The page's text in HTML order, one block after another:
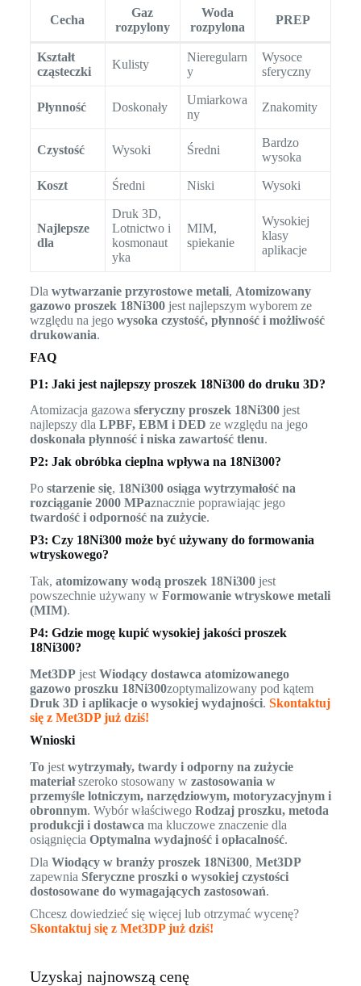
Cecha
Gaz
rozpylony
Woda
rozpylona
PREP
Kształt
cząsteczki
Kulisty
Nieregularn
y
Wysoce
sferyczny
Płynność Doskonały
Umiarkowa
ny
Znakomity
Czystość Wysoki Średni
Bardzo
wysoka
Koszt Średni Niski Wysoki
Najlepsze
dla
Druk 3D,
Lotnictwo i
kosmonaut
yka
MIM,
spiekanie
Wysokiej
klasy
aplikacje
Dla wytwarzanie przyrostowe metali, Atomizowany
gazowo proszek 18Ni300jest najlepszym wyborem ze
względu na jego wysoka czystość, płynność i możliwość
drukowania.
FAQ
P1: Jaki jest najlepszy proszek 18Ni300 do druku 3D?
Atomizacja gazowa sferyczny proszek 18Ni300jest
najlepszy dla LPBF, EBM i DED ze względu na jego
doskonała płynność i niska zawartość tlenu.
P2: Jak obróbka cieplna wpływa na 18Ni300?
Po starzenie się, 18Ni300 osiąga wytrzymałość na
rozciąganie 2000 MPaznacznie poprawiając jego
twardość i odporność na zużycie.
P3: Czy 18Ni300 może być używany do formowania
wtryskowego?
Tak, atomizowany wodą proszek 18Ni300jest
powszechnie używany w Formowanie wtryskowe metali
(MIM).
P4: Gdzie mogę kupić wysokiej jakości proszek
18Ni300?
Met3DPjest Wiodący dostawca atomizowanego
gazowo proszku 18Ni300zoptymalizowany pod kątem
Druk 3D i aplikacje o wysokiej wydajności. Skontaktuj
się z Met3DP już dziś!
Wnioski
Tojest wytrzymały, twardy i odporny na zużycie
materiałszeroko stosowany w zastosowania w
przemyśle lotniczym, narzędziowym, motoryzacyjnym i
obronnym. Wybór właściwego Rodzaj proszku, metoda
produkcji i dostawca ma kluczowe znaczenie dla
osiągnięcia Optymalna wydajność i opłacalność.
Dla Wiodący w branży proszek 18Ni300, Met3DP
zapewnia Sferyczne proszki o wysokiej czystości
dostosowane do wymagających zastosowań.
Chcesz dowiedzieć się więcej lub otrzymać wycenę?
Skontaktuj się z Met3DP już dziś!
Uzyskaj najnowszą cenę